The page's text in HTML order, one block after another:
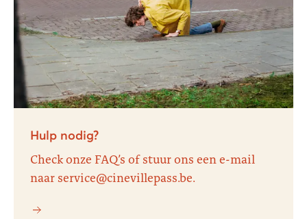
Hulp nodig?
Check onze FAQ’s of stuur ons een e-mail
naar service@cinevillepass.be.